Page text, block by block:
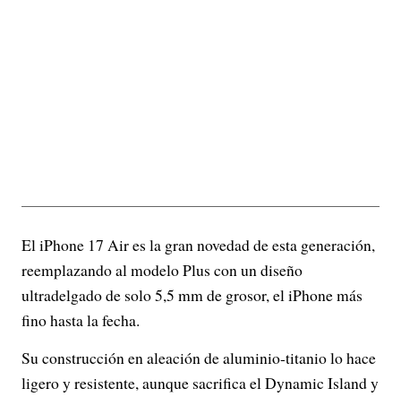
El iPhone 17 Air es la gran novedad de esta generación,
reemplazando al modelo Plus con un diseño
ultradelgado de solo 5,5 mm de grosor, el iPhone más
fino hasta la fecha.
Su construcción en aleación de aluminio-titanio lo hace
ligero y resistente, aunque sacrifica el Dynamic Island y